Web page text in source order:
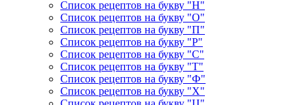
Список рецептов на букву "Н"
Список рецептов на букву "О"
Список рецептов на букву "П"
Список рецептов на букву "Р"
Список рецептов на букву "С"
Список рецептов на букву "Т"
Список рецептов на букву "Ф"
Список рецептов на букву "Х"